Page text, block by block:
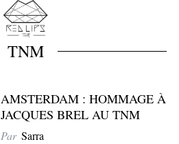
TNM
AMSTERDAM : HOMMAGE À
JACQUES BREL AU TNM
Par Sarra